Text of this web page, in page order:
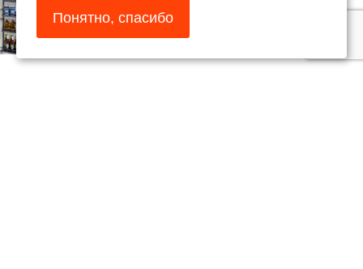
Понятно, спасибо